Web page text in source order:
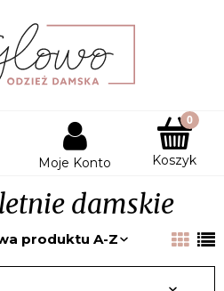
Moje Konto Koszyk
damskie
produktu A-Z